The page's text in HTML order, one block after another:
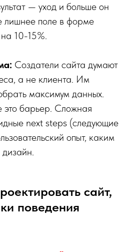
— уход и больше он
лишнее поле в форме
10-15%.
Создатели сайта думают
а не клиента. Им
максимум данных.
это барьер. Сложная
next steps (следующие
опыт, каким
сайт,
поведения